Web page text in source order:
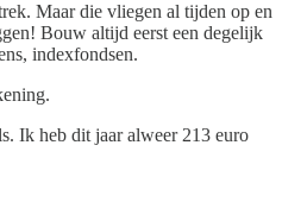
Maar die vliegen al tijden op en
Bouw altijd eerst een degelijk
indexfondsen.
Ik heb dit jaar alweer 213 euro